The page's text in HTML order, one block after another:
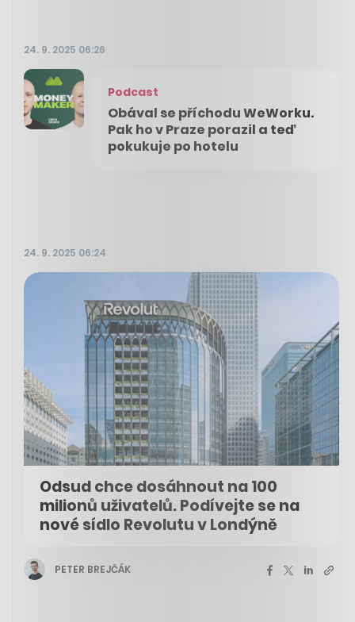
24. 9. 2025 06:26
Podcast
Obával se příchodu WeWorku.
Pak ho v Praze porazil a teď
pokukuje po hotelu
24. 9. 2025 06:24
Odsud chce dosáhnout na 100
milionů uživatelů. Podívejte se na
nové sídlo Revolutu v Londýně
PETER BREJČÁK